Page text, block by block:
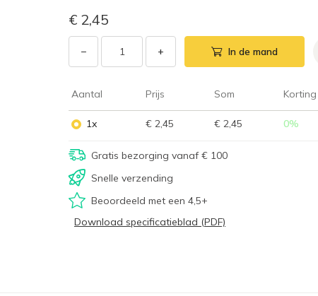
€ 2,45
− + In de mand
Aantal Prijs Som Korting
1x € 2,45 € 2,45 0%
Gratis bezorging vanaf € 100
Snelle verzending
Beoordeeld met een 4,5+
Download specificatieblad (PDF)